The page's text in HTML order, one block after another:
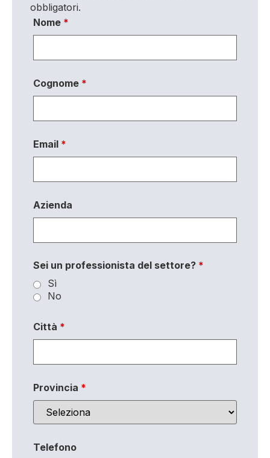
obbligatori.
Nome *
Cognome *
Email *
Azienda
Sei un professionista del settore? *
Sì
No
Città *
Provincia *
Telefono